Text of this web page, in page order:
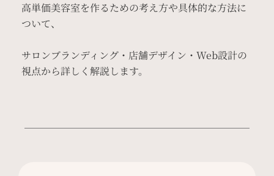
高単価美容室を作るための考え方や具体的な方法に
ついて、
サロンブランディング・店舗デザイン・Web設計の
視点から詳しく解説します。